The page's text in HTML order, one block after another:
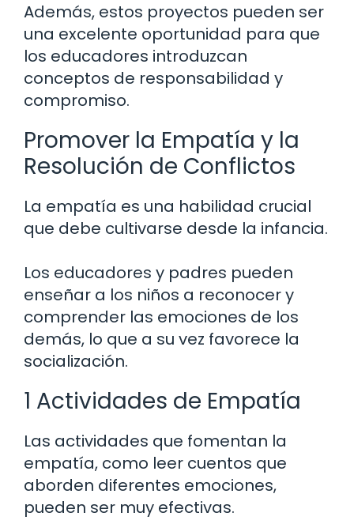
Además, estos proyectos pueden ser
una excelente oportunidad para que
los educadores introduzcan
conceptos de responsabilidad y
compromiso.
Promover la Empatía y la
Resolución de Conflictos
La empatía es una habilidad crucial
que debe cultivarse desde la infancia.
Los educadores y padres pueden
enseñar a los niños a reconocer y
comprender las emociones de los
demás, lo que a su vez favorece la
socialización.
1 Actividades de Empatía
Las actividades que fomentan la
empatía, como leer cuentos que
aborden diferentes emociones,
pueden ser muy efectivas.